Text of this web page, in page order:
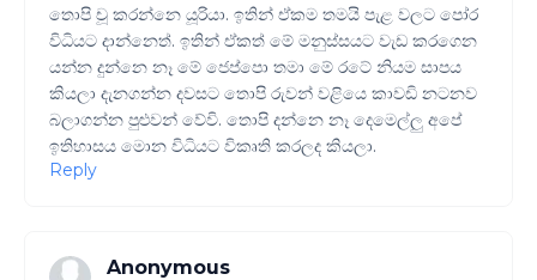
තොපි චූ කරන්නෙ යූරියා. ඉතින් ඒකම තමයි පැළ වලට පෝර
විධියට දාන්නෙත්. ඉතින් ඒකත් මේ මනුස්සයට වැඩ කරගෙන
යන්න දුන්නෙ නෑ මේ ජෙප්පො තමා මේ රටේ නියම සාපය
කියලා දැනගන්න දවසට තොපි රුවන් වළියෙ කාවඩි නටනව
බලාගන්න පුළුවන් වේවි. තොපි දන්නෙ නෑ දෙමෙල්ලු අපේ
ඉතිහාසය මොන විධියට විකෘති කරලද කියලා.
Reply
Anonymous